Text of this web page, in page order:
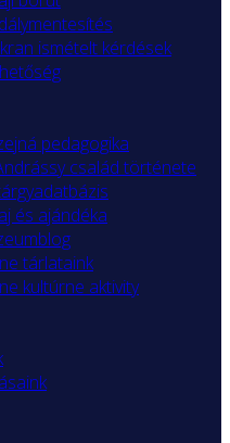
ismételt kérdések
pedagogika
család története
és ajándéka
tárlataink
kultúrne aktivity